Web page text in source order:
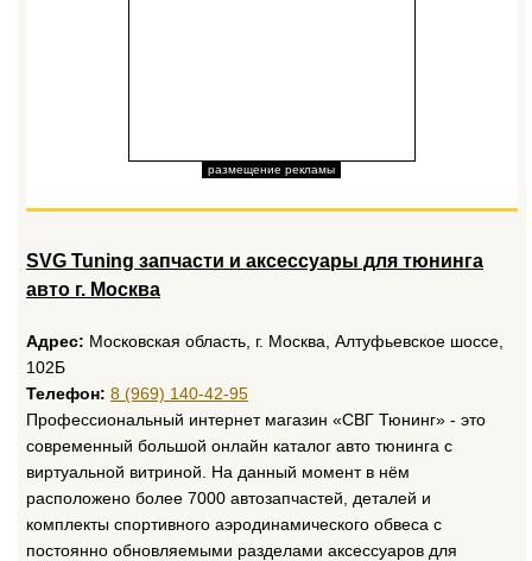
размещение рекламы
SVG Tuning запчасти и аксессуары для тюнинга
авто г. Москва
Адрес: Московская область, г. Москва, Алтуфьевское шоссе,
102Б
Телефон: 8 (969) 140-42-95
Профессиональный интернет магазин «СВГ Тюнинг» - это
современный большой онлайн каталог авто тюнинга с
виртуальной витриной. На данный момент в нём
расположено более 7000 автозапчастей, деталей и
комплекты спортивного аэродинамического обвеса с
постоянно обновляемыми разделами аксессуаров для